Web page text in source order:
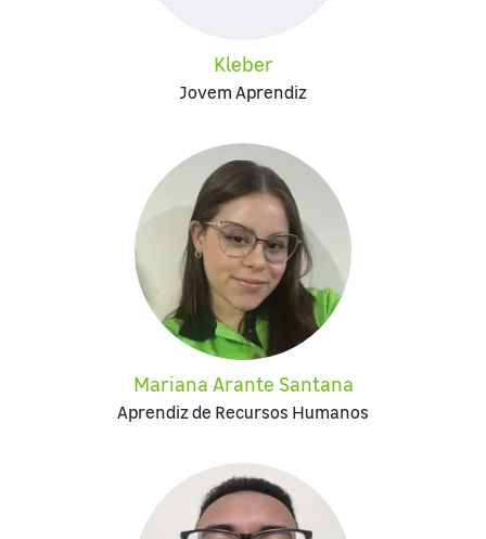
Kleber
Jovem Aprendiz
Mariana Arante Santana
Aprendiz de Recursos Humanos